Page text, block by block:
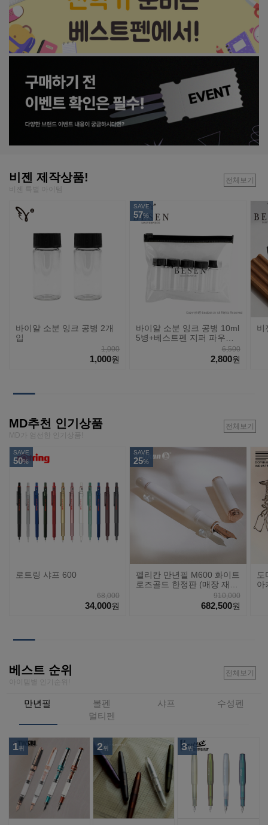
비젠 제작상품!
비젠 특별 아이템
전체보기
바이알 소분 잉크 공병 2개
입
1,000
1,000원
SAVE
57%
바이알 소분 잉크 공병 10ml
5병+베스트펜 지퍼 파우치
6,500
2,800원
비
MD추천 인기상품
MD가 엄선한 인기상품!
전체보기
SAVE
50%
로트링 샤프 600
68,000
34,000원
SAVE
25%
펠리칸 만년필 M600 화이트
로즈골드 한정판 (매장 재
910,000
682,500원
도
아
베스트 순위
아이템별 인기순위!
전체보기
만년필
볼펜
멀티펜
샤프 수성펜
1위 2위 3위